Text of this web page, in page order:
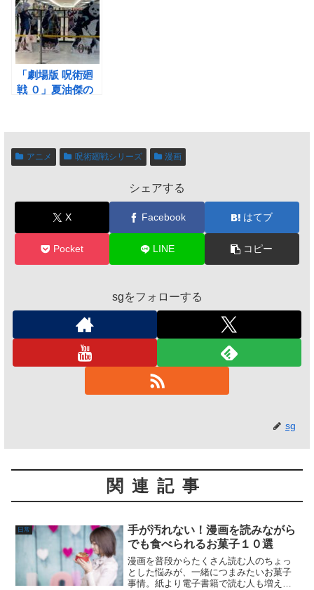
約開始
「劇場版 呪術廻
戦 ０」夏油傑の
ったのか？（ネタ
バレ）
アニメ 呪術廻戦シリーズ 漫画
シェアする
X Facebook はてブ
Pocket LINE コピー
sgをフォローする
sg
関連記事
日常
手が汚れない！漫画を読みながら
でも食べられるお菓子１０選
漫画を普段からたくさん読む人のちょっ
とした悩みが、一緒につまみたいお菓子
事情。紙より電子書籍で読む人も増えて